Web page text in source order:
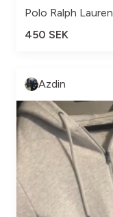
Polo Ralph Lauren
450 SEK
Azdin